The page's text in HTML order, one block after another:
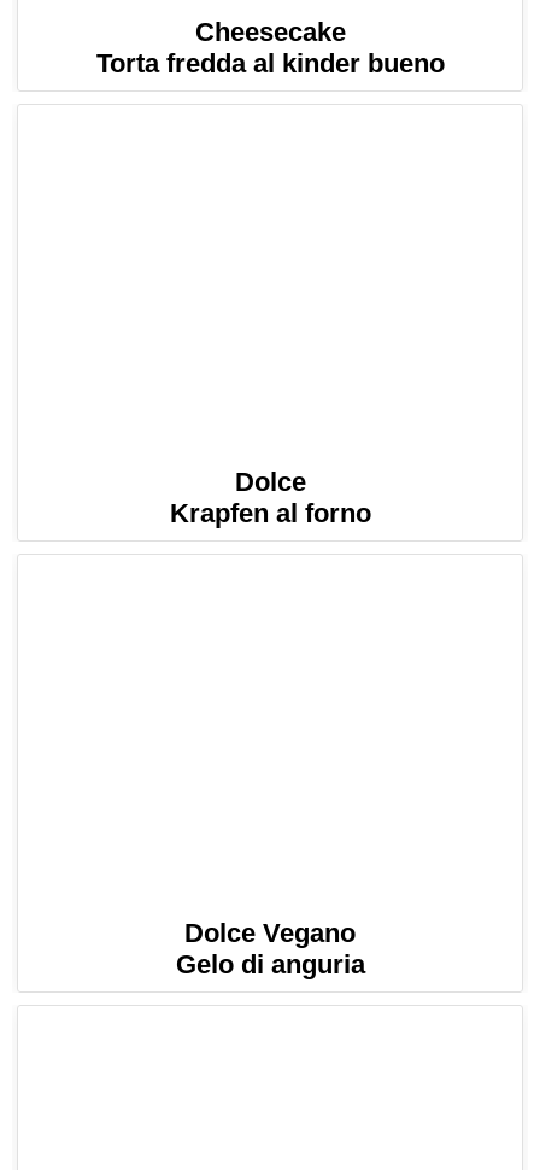
Cheesecake
Torta fredda al kinder bueno
Dolce
Krapfen al forno
Dolce Vegano
Gelo di anguria